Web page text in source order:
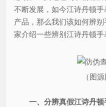
不断发展，如今江诗丹顿
产品，那么我们该如何辨
家介绍一些辨别江诗丹顿手
（图
一、分辨真假江诗丹顿